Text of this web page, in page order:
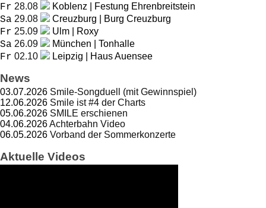
Fr 28.08 Koblenz | Festung Ehrenbreitstein
Sa 29.08 Creuzburg | Burg Creuzburg
Fr 25.09 Ulm | Roxy
Sa 26.09 München | Tonhalle
Fr 02.10 Leipzig | Haus Auensee
News
03.07.2026 Smile-Songduell (mit Gewinnspiel)
12.06.2026 Smile ist #4 der Charts
05.06.2026 SMILE erschienen
04.06.2026Achterbahn Video
06.05.2026 Vorband der Sommerkonzerte
Aktuelle Videos